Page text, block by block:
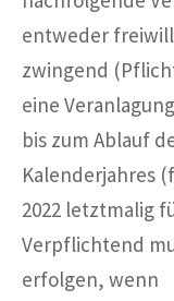
entweder
zwingend
eine
bis zum Ablauf
Kalenderjahres
2022 letztmalig
Verpflichtend
erfolgen, wenn